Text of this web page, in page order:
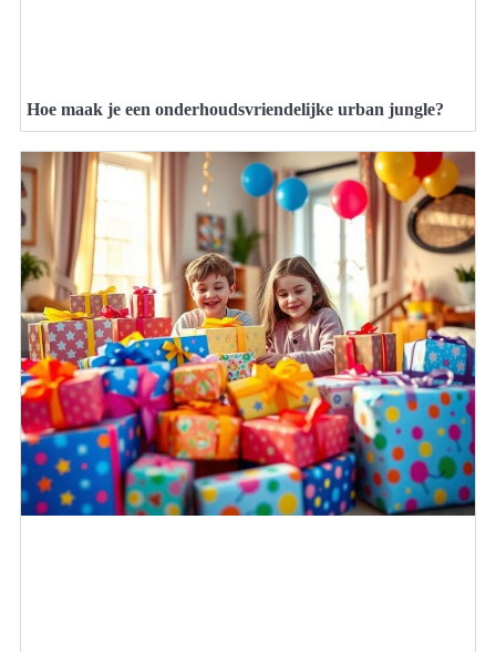
Hoe maak je een onderhoudsvriendelijke urban jungle?